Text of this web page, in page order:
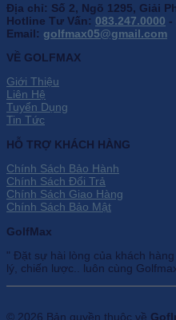
Địa chỉ: Số 2, Ngõ 1295, Giải
Hotline Tư Vấn: 083.247.0000 -
Email: golfmax05@gmail.com
VỀ GOLFMAX
Giới Thiệu
Liên Hệ
Tuyển Dụng
Tin Tức
HỖ TRỢ KHÁCH HÀNG
Chính Sách Bảo Hành
Chính Sách Đổi Trả
Chính Sách Giao Hàng
Chính Sách Bảo Mật
GolfMax
" Đặt sự hài lòng của khách
lý, chiến lược.. luôn cùng
© 2026 Bản quyền thuộc về